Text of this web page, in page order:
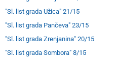
"Sl. list grada Užica" 21/15
"Sl. list grada Pančeva" 23/15
"Sl. list grada Zrenjanina" 20/15
"Sl. list grada Sombora" 8/15